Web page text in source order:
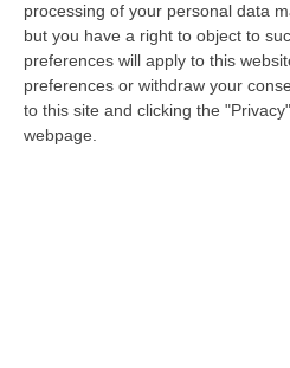
processing of your personal data
but you have a right to object to
preferences will apply to this
preferences or withdraw your
to this site and clicking the
webpage.
Gelato, In Calabria Le Famiglie
“CATANZARO Le famiglie calabresi
di euro per acquistare gelati e oltre
06 Agosto, 11:21